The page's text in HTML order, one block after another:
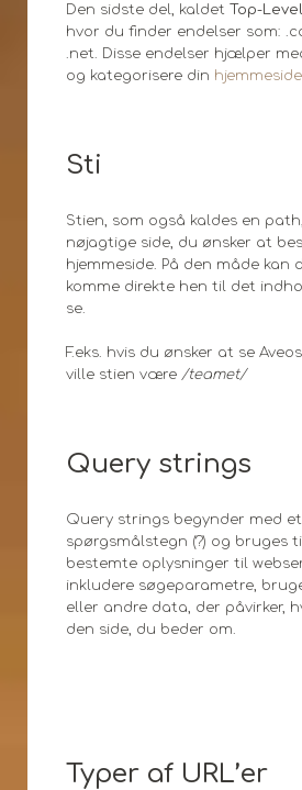
Den sidste del, kaldet Top-
hvor du finder endelser som:
.net. Disse endelser hjælper
og kategorisere din hjemmeside
Sti
Stien, som også kaldes en
nøjagtige side, du ønsker at
hjemmeside. På den måde kan
komme direkte hen til det
se.
F.eks. hvis du ønsker at se
ville stien være /teamet/
Query strings
Query strings begynder med et
spørgsmålstegn (?) og bruges
bestemte oplysninger til
inkludere søgeparametre,
eller andre data, der påvirker,
den side, du beder om.
Typer af URL’er